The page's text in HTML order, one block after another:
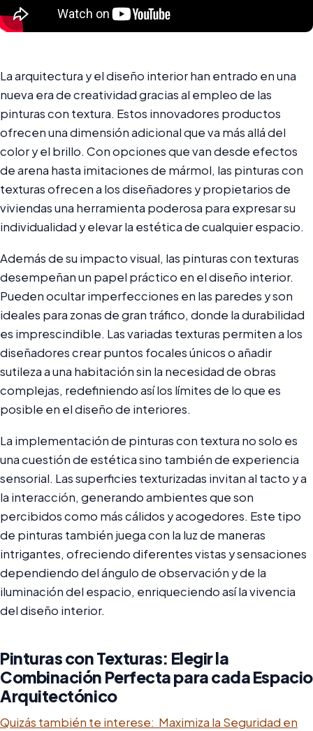
La arquitectura y el diseño interior han entrado en una
nueva era de creatividad gracias al empleo de las
pinturas con textura. Estos innovadores productos
ofrecen una dimensión adicional que va más allá del
color y el brillo. Con opciones que van desde efectos
de arena hasta imitaciones de mármol, las pinturas con
texturas ofrecen a los diseñadores y propietarios de
viviendas una herramienta poderosa para expresar su
individualidad y elevar la estética de cualquier espacio.
Además de su impacto visual, las pinturas con texturas
desempeñan un papel práctico en el diseño interior.
Pueden ocultar imperfecciones en las paredes y son
ideales para zonas de gran tráfico, donde la durabilidad
es imprescindible. Las variadas texturas permiten a los
diseñadores crear puntos focales únicos o añadir
sutileza a una habitación sin la necesidad de obras
complejas, redefiniendo así los límites de lo que es
posible en el diseño de interiores.
La implementación de pinturas con textura no solo es
una cuestión de estética sino también de experiencia
sensorial. Las superficies texturizadas invitan al tacto y a
la interacción, generando ambientes que son
percibidos como más cálidos y acogedores. Este tipo
de pinturas también juega con la luz de maneras
intrigantes, ofreciendo diferentes vistas y sensaciones
dependiendo del ángulo de observación y de la
iluminación del espacio, enriqueciendo así la vivencia
del diseño interior.
Pinturas con Texturas: Elegir la
Combinación Perfecta para cada Espacio
Arquitectónico
Quizás también te interese: Maximiza la Seguridad en